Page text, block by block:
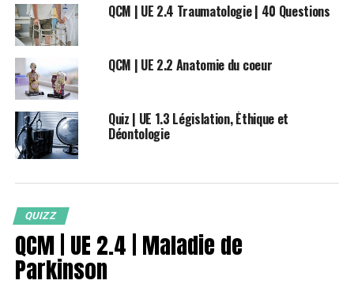
QCM | UE 2.4 Traumatologie | 40 Questions
QCM | UE 2.2 Anatomie du coeur
Quiz | UE 1.3 Législation, Éthique et
Déontologie
QUIZZ
QCM | UE 2.4 | Maladie de
Parkinson